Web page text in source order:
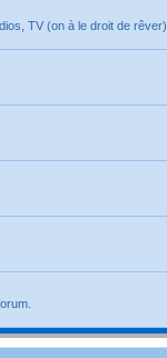
TV (on à le droit de rêver)